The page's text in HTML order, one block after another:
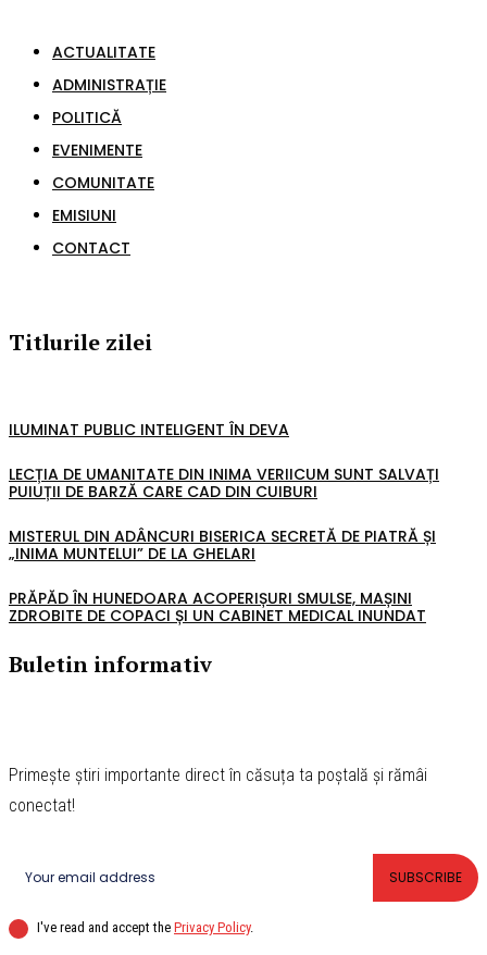
ACTUALITATE
ADMINISTRAȚIE
POLITICĂ
EVENIMENTE
COMUNITATE
EMISIUNI
CONTACT
Titlurile zilei
ILUMINAT PUBLIC INTELIGENT ÎN DEVA
LECȚIA DE UMANITATE DIN INIMA VERIICUM SUNT SALVAȚI
PUIUȚII DE BARZĂ CARE CAD DIN CUIBURI
MISTERUL DIN ADÂNCURI BISERICA SECRETĂ DE PIATRĂ ȘI
„INIMA MUNTELUI” DE LA GHELARI
PRĂPĂD ÎN HUNEDOARA ACOPERIȘURI SMULSE, MAȘINI
ZDROBITE DE COPACI ȘI UN CABINET MEDICAL INUNDAT
Buletin informativ
Primește știri importante direct în căsuța ta poștală și rămâi
conectat!
SUBSCRIBE
I've read and accept the Privacy Policy.